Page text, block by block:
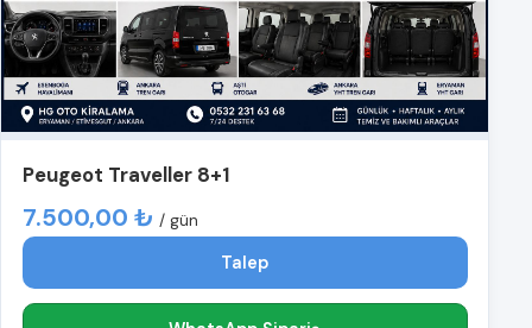
Peugeot Traveller 8+1
7.500,00 ₺ / gün
Talep